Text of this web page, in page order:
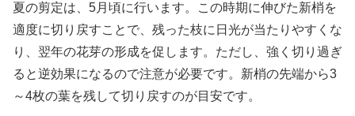
夏の剪定は、5月頃に行います。この時期に伸びた新梢を
適度に切り戻すことで、残った枝に日光が当たりやすくな
り、翌年の花芽の形成を促します。ただし、強く切り過ぎ
ると逆効果になるので注意が必要です。新梢の先端から3
～4枚の葉を残して切り戻すのが目安です。